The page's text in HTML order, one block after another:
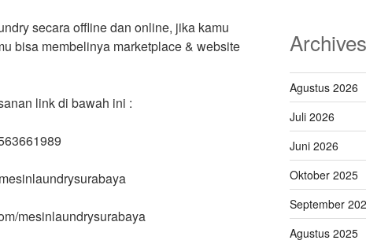
secara offline dan online, jika kamu
bisa membelinya marketplace & website
link di bawah ini :
mesinlaundrysurabaya
Archives
Agustus 2026
Juli 2026
Juni 2026
Oktober 2025
September
Agustus 2025